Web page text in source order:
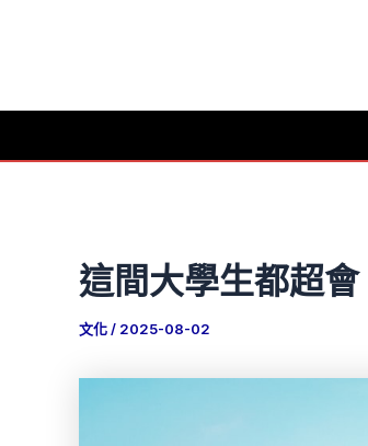
要
這間大學生都超
文化/ 2025-08-02